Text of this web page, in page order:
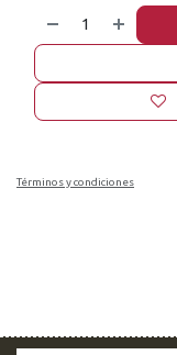
Términos y condiciones